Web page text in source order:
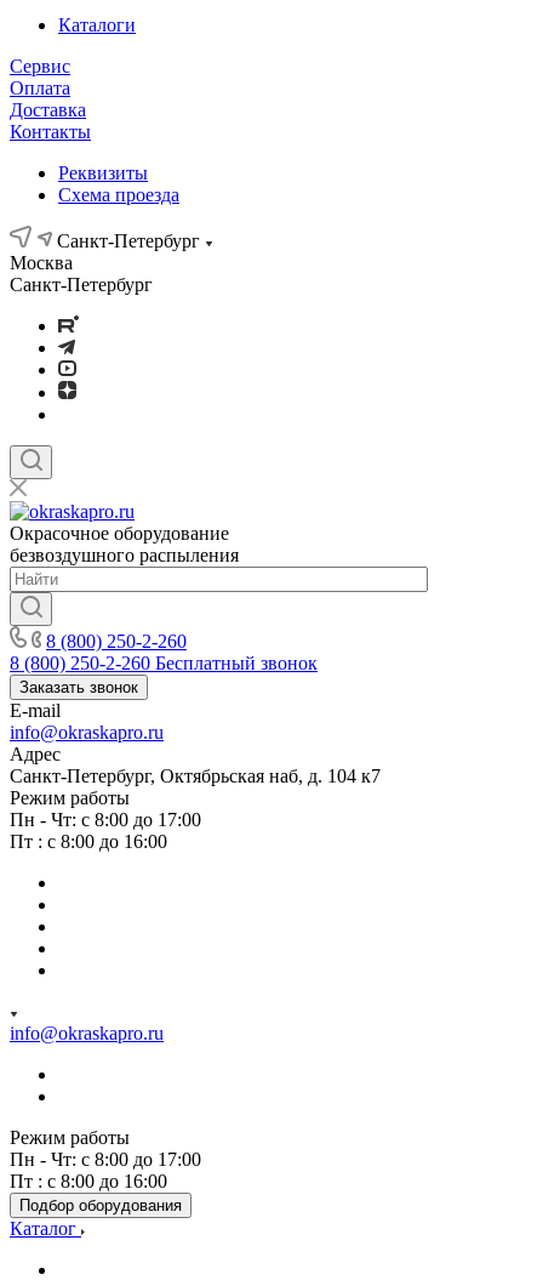
Каталоги
Сервис
Оплата
Доставка
Контакты
Реквизиты
Схема проезда
Санкт-Петербург
Москва
Санкт-Петербург
Окрасочное оборудование
безвоздушного распыления
8 (800) 250-2-260
8 (800) 250-2-260 Бесплатный звонок
Заказать звонок
E-mail
info@okraskapro.ru
Адрес
Санкт-Петербург, Октябрьская наб, д. 104 к7
Режим работы
Пн - Чт: с 8:00 до 17:00
Пт : с 8:00 до 16:00
info@okraskapro.ru
Режим работы
Пн - Чт: с 8:00 до 17:00
Пт : с 8:00 до 16:00
Подбор оборудования
Каталог